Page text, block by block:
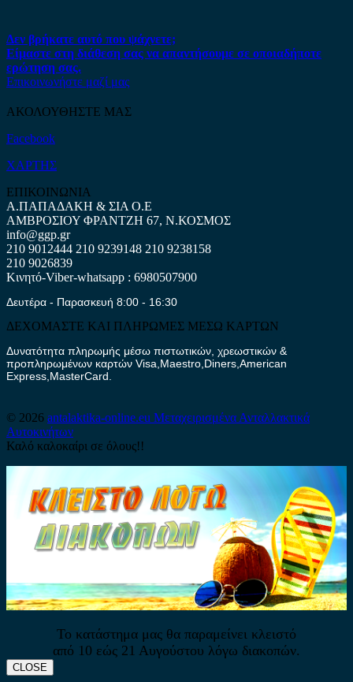
Δεν βρήκατε αυτό που ψάχνετε;
Είμαστε στη διάθεση σας να απαντήσουμε σε οποιαδήποτε
ερώτηση σας.
Επικοινωνήστε μαζί μας
ΑΚΟΛΟΥΘΗΣΤΕ ΜΑΣ
Facebook
ΧΑΡΤΗΣ
ΕΠΙΚΟΙΝΩΝΙΑ
Α.ΠΑΠΑΔΑΚΗ & ΣΙΑ Ο.Ε
ΑΜΒΡΟΣΙΟΥ ΦΡΑΝΤΖΗ 67, Ν.ΚΟΣΜΟΣ
info@ggp.gr
210 9012444 210 9239148 210 9238158
210 9026839
Κινητό-Viber-whatsapp : 6980507900
Δευτέρα - Παρασκευή 8:00 - 16:30
ΔΕΧΟΜΑΣΤΕ ΚΑΙ ΠΛΗΡΩΜΕΣ ΜΕΣΩ ΚΑΡΤΩΝ
Δυνατότητα πληρωμής μέσω πιστωτικών, χρεωστικών &
προπληρωμένων καρτών Visa,Maestro,Diners,American
Express,MasterCard.
© 2026 antalaktika-online.eu Μεταχειρισμένα Ανταλλακτικά
Αυτοκινήτων
Καλό καλοκαίρι σε όλους!!
Το κατάστημα μας θα παραμείνει κλειστό
από 10 εώς 21 Αυγούστου λόγω διακοπών.
CLOSE